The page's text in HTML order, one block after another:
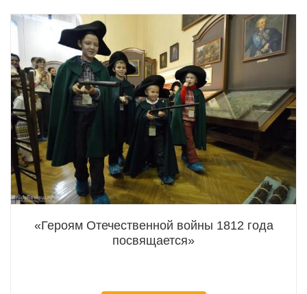
«Героям Отечественной войны 1812 года
посвящается»